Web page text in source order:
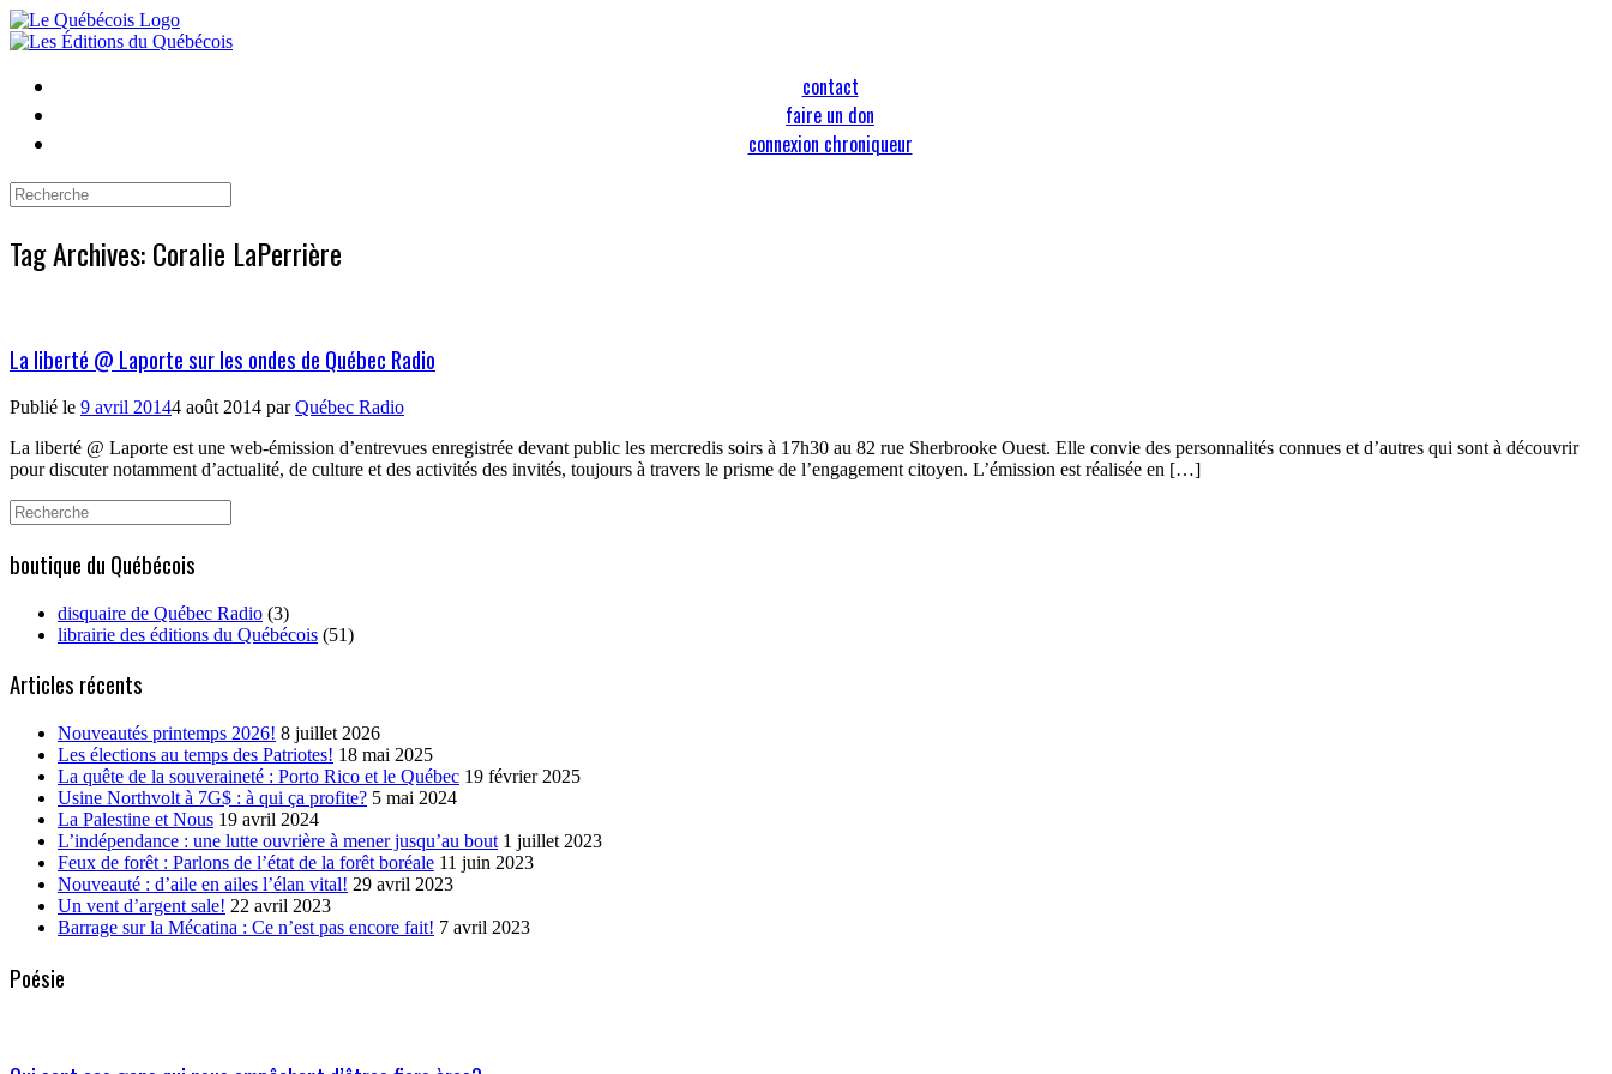
Skip
to
contact
faire un don
connexion chroniqueur
Search
Tag Archives:Coralie LaPerrière
La liberté @ Laporte sur les ondes de Québec Radio
Publié le 9 avril 20144 août 2014 parQuébec Radio
La liberté @ Laporte est une web-émission d’entrevues enregistrée devant public les mercredis soirs à 17h30 au 82 rue Sherbrooke Ouest. Elle convie des personnalités connues et d’autres qui sont à découvrir
pour discuter notamment d’actualité, de culture et des activités des invités, toujours à travers le prisme de l’engagement citoyen. L’émission est réalisée en […]
Search
for:
boutique du Québécois
disquaire de Québec Radio (3)
librairie des éditions du Québécois (51)
Articles récents
Nouveautés printemps 2026! 8 juillet 2026
Les élections au temps des Patriotes! 18 mai 2025
La quête de la souveraineté : Porto Rico et le Québec 19 février 2025
Usine Northvolt à 7G$ : à qui ça profite? 5 mai 2024
La Palestine et Nous 19 avril 2024
L’indépendance : une lutte ouvrière à mener jusqu’au bout 1 juillet 2023
Feux de forêt : Parlons de l’état de la forêt boréale 11 juin 2023
Nouveauté : d’aile en ailes l’élan vital! 29 avril 2023
Un vent d’argent sale! 22 avril 2023
Barrage sur la Mécatina : Ce n’est pas encore fait! 7 avril 2023
Poésie